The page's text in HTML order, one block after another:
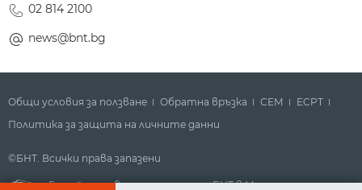
02 814 2100
news@bnt.bg
Общи условия за ползване Обратна връзка СЕМ
ECPT
Политика за защита на личните данни
©БНТ. Всички права запазени
Гледайте новините за деня на БНТ в Метрото